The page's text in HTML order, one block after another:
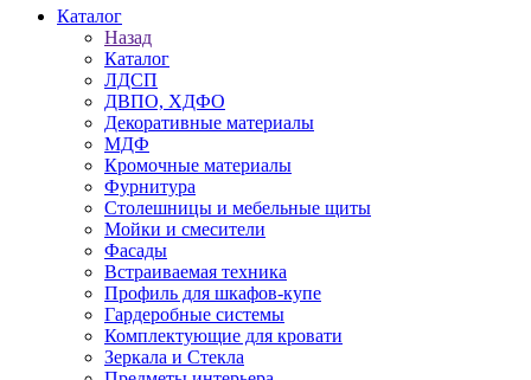
Каталог
Назад
Каталог
ЛДСП
ДВПО, ХДФО
Декоративные материалы
МДФ
Кромочные материалы
Фурнитура
Столешницы и мебельные щиты
Мойки и смесители
Фасады
Встраиваемая техника
Профиль для шкафов-купе
Гардеробные системы
Комплектующие для кровати
Зеркала и Стекла